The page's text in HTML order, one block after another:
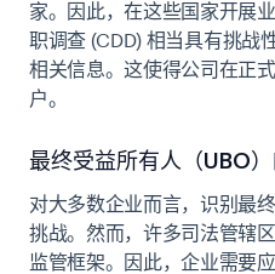
家。因此，在这些国家开展
职调查 (CDD) 相当具有挑战
相关信息。这使得公司在正
户。
最终受益所有人（UBO）
对大多数企业而言，识别最
挑战。然而，许多司法管辖
监管框架。因此，企业需要